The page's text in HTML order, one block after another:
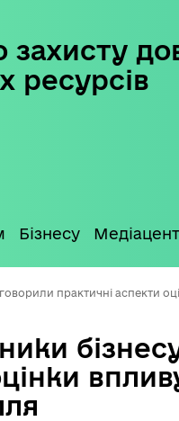
захисту
ресурсів
Бізнесу
практичні аспекти